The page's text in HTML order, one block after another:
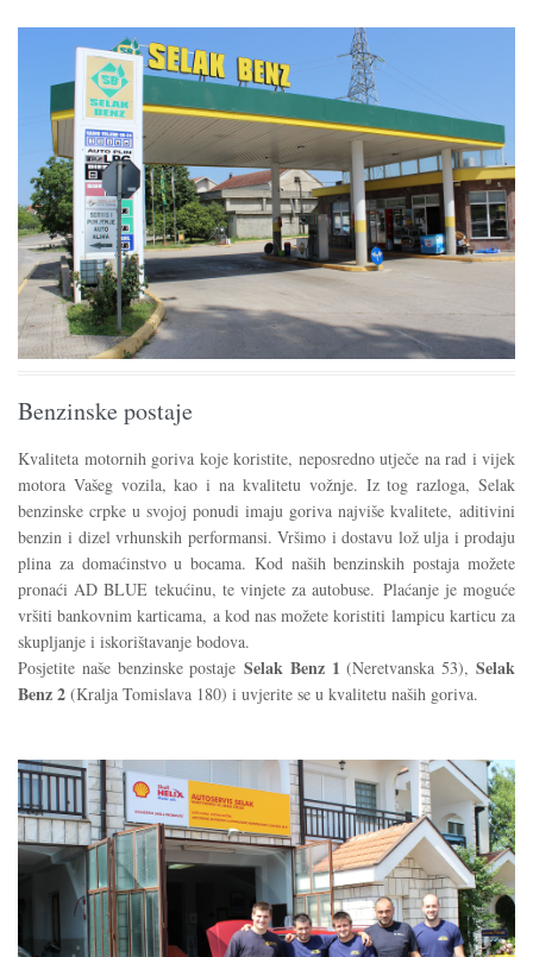
Benzinske postaje
Kvaliteta motornih goriva koje koristite, neposredno utječe na rad i vijek
motora Vašeg vozila, kao i na kvalitetu vožnje. Iz tog razloga, Selak
benzinske crpke u svojoj ponudi imaju goriva najviše kvalitete, aditivini
benzin i dizel vrhunskih performansi. Vršimo i dostavu lož ulja i prodaju
plina za domaćinstvo u bocama. Kod naših benzinskih postaja možete
pronaći AD BLUE tekućinu, te vinjete za autobuse. Plaćanje je moguće
vršiti bankovnim karticama, a kod nas možete koristiti lampicu karticu za
skupljanje i iskorištavanje bodova.
Posjetite naše benzinske postajeSelak Benz 1 (Neretvanska 53),Selak
Benz 2 (Kralja Tomislava 180) i uvjerite se u kvalitetu naših goriva.